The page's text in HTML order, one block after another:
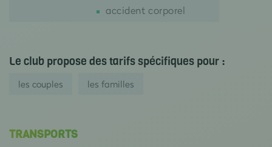
accident corporel
Le club propose des tarifs spécifiques pour :
les couples les familles
TRANSPORTS